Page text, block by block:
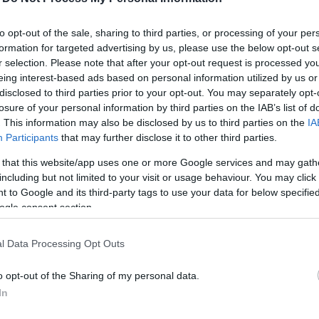
opt-out of the sale, sharing to third parties, or processing of your
for targeted advertising by us, please use the below opt-out
selection. Please note that after your opt-out request is processed
interest-based ads based on personal information utilized by us
to third parties prior to your opt-out. You may separately
of your personal information by third parties on the IAB’s list of
This information may also be disclosed by us to third parties on the
Participants that may further disclose it to other third parties.
that this website/app uses one or more Google services and may
but not limited to your visit or usage behaviour. You may
to Google and its third-party tags to use your data for below
consent section.
Data Processing Opt Outs
opt-out of the Sharing of my personal data.
Kft. a Szigetsor-Vasút szegregátumok
intézményekből és civil szervezetekből álló
életkörülményeinek javítását és szociális
nem téritendő támogatásának köszönhetően tíz
Ferenc projektmenedzser a támogató csoport
ülésén. - Szolgáltatás- és
ennek keretében szociális irodát, közösségi házat
csarnok területén. A beruházás részeként több
a járdákat a Rét és az Erdősor utcában. Új
utcáknak a csapadékvíz-elvezetését is
Gyár utcától a Konda-patak hídjáig tartó
javítása érdekében térfigyelő
és civil szervezetekből álló támogató csoport is